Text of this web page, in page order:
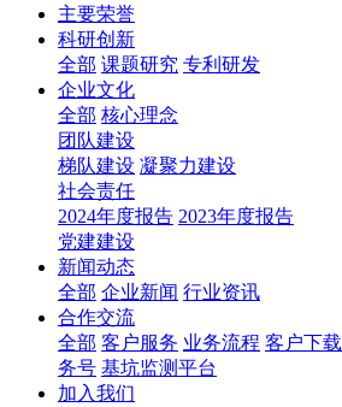
主要荣誉
科研创新
全部 课题研究 专利研发
企业文化
全部 核心理念
团队建设
梯队建设 凝聚力建设
社会责任
2024年度报告 2023年度报告
党建建设
新闻动态
全部 企业新闻 行业资讯
合作交流
全部 客户服务 业务流程 客户下载
务号 基坑监测平台
加入我们